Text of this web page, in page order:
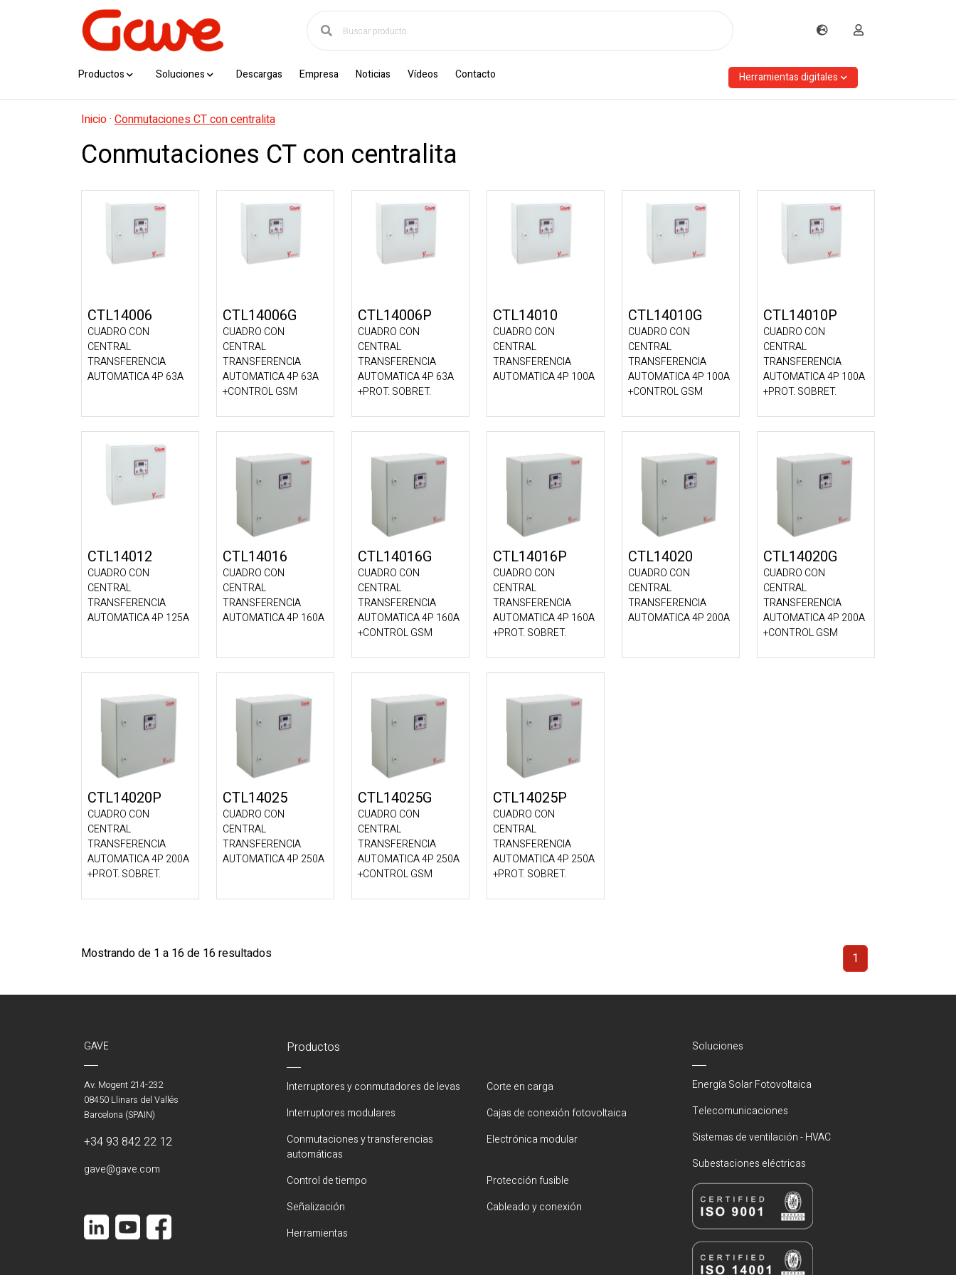
Productos Soluciones Descargas Empresa Noticias Vídeos Contacto Herramientas digitales
Inicio· Conmutaciones CT con centralita
Conmutaciones CT con centralita
CTL14006
CUADRO CON
CENTRAL
TRANSFERENCIA
AUTOMATICA 4P 63A
CTL14006G
CUADRO CON
CENTRAL
TRANSFERENCIA
AUTOMATICA 4P 63A
+CONTROL GSM
CTL14006P
CUADRO CON
CENTRAL
TRANSFERENCIA
AUTOMATICA 4P 63A
+PROT. SOBRET.
CTL14010
CUADRO CON
CENTRAL
TRANSFERENCIA
AUTOMATICA 4P 100A
CTL14010G
CUADRO CON
CENTRAL
TRANSFERENCIA
AUTOMATICA 4P 100A
+CONTROL GSM
CTL14010P
CUADRO CON
CENTRAL
TRANSFERENCIA
AUTOMATICA 4P 100A
+PROT. SOBRET.
CTL14012
CUADRO CON
CENTRAL
TRANSFERENCIA
AUTOMATICA 4P 125A
CTL14016
CUADRO CON
CENTRAL
TRANSFERENCIA
AUTOMATICA 4P 160A
CTL14016G
CUADRO CON
CENTRAL
TRANSFERENCIA
AUTOMATICA 4P 160A
+CONTROL GSM
CTL14016P
CUADRO CON
CENTRAL
TRANSFERENCIA
AUTOMATICA 4P 160A
+PROT. SOBRET.
CTL14020
CUADRO CON
CENTRAL
TRANSFERENCIA
AUTOMATICA 4P 200A
CTL14020G
CUADRO CON
CENTRAL
TRANSFERENCIA
AUTOMATICA 4P 200A
+CONTROL GSM
CTL14020P
CUADRO CON
CENTRAL
TRANSFERENCIA
AUTOMATICA 4P 200A
+PROT. SOBRET.
CTL14025
CUADRO CON
CENTRAL
TRANSFERENCIA
AUTOMATICA 4P 250A
CTL14025G
CUADRO CON
CENTRAL
TRANSFERENCIA
AUTOMATICA 4P 250A
+CONTROL GSM
CTL14025P
CUADRO CON
CENTRAL
TRANSFERENCIA
AUTOMATICA 4P 250A
+PROT. SOBRET.
Mostrando de 1 a 16 de 16 resultados
1
GAVE
Av. Mogent 214-232
08450 Llinars del Vallés
Barcelona (SPAIN)
+34 93 842 22 12
gave@gave.com
Productos
Interruptores y conmutadores de levas
Corte en carga
Interruptores modulares
Cajas de conexión fotovoltaica
Conmutaciones y transferencias
automáticas
Electrónica modular
Control de tiempo
Protección fusible
Señalización
Cableado y conexión
Herramientas
Soluciones
Energía Solar Fotovoltaica
Telecomunicaciones
Sistemas de ventilación - HVAC
Subestaciones eléctricas